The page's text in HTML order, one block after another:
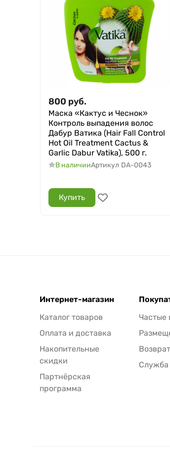
800 руб.
Маска «Кактус и Чеснок»
Контроль выпадения волос
Дабур Ватика (Hair Fall Control
Hot Oil Treatment Cactus &
Garlic Dabur Vatika), 500 г.
В наличииАртикул DA-0043
Купить
Интернет-магазин
Каталог товаров
Оплата и доставка
Накопительные
скидки
Партнёрская
программа
Частые
Служба